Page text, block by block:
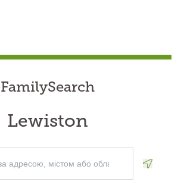
FamilySearch
Lewiston